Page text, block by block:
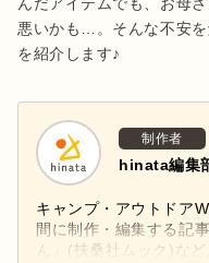
悪いかも…。そんな不安
を紹介します♪
制作者
hinata編集
キャンプ・アウトドア
間に制作・編集する記
ん』(扶桑社ムック)な